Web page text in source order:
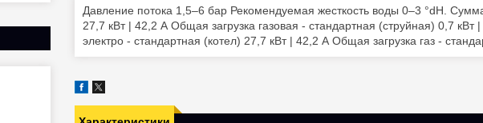
Давление потока 1,5–6 бар Рекомендуемая жесткость воды 0–3 °dH.
27,7 кВт | 42,2 А Общая загрузка газовая - стандартная (струйная) 0,7
электро - стандартная (котел) 27,7 кВт | 42,2 А Общая загрузка газ -